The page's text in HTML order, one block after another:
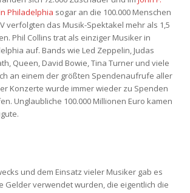
Philadelphia sogar an die 100.000 Menschen
verfolgten das Musik-Spektakel mehr als 1,5
Phil Collins trat als einziger Musiker in
auf. Bands wie Led Zeppelin, Judas
Queen, David Bowie, Tina Turner und viele
an einem der größten Spendenaufrufe aller
Konzerte wurde immer wieder zu Spenden
Unglaubliche 100.000 Millionen Euro kamen
und dem Einsatz vieler Musiker gab es
Gelder verwendet wurden, die eigentlich die